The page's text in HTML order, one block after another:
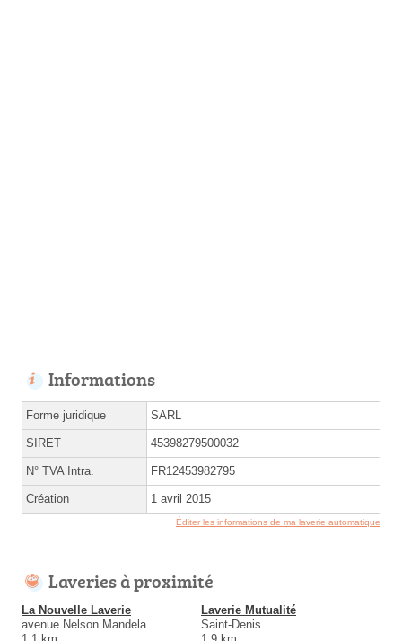
Informations
Forme juridique SARL
SIRET 45398279500032
N° TVA Intra. FR12453982795
Création 1 avril 2015
Éditer les informations de ma laverie automatique
Laveries à proximité
La Nouvelle Laverie
avenue Nelson Mandela
Laverie Mutualité
Saint-Denis